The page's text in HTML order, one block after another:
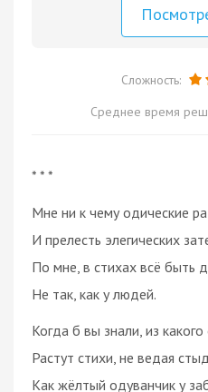
Сложность:
Среднее время
* * *
Мне ни к чему одические
И прелесть элегических
По мне, в стихах всё быть
Не так, как у людей.
Когда б вы знали, из какого
Растут стихи, не ведая
Как жёлтый одуванчик у